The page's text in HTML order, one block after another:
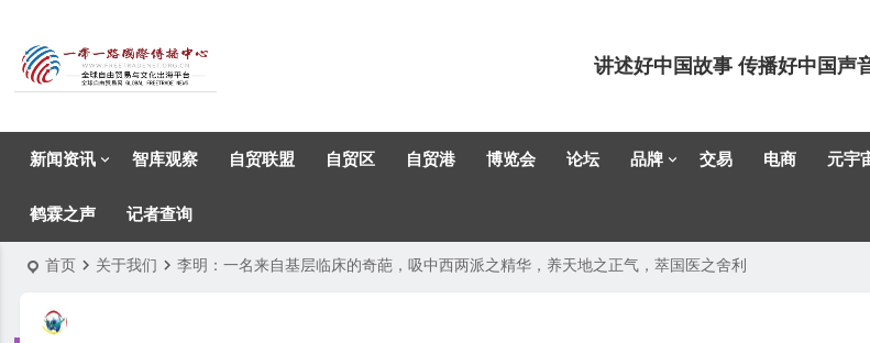
讲述好中国故事 传播好中国声
新闻资讯 智库观察 自贸联盟 自贸区 自贸港 博览会 论坛 品牌 交易 电商 元宇
鹤霖之声 记者查询
首页 关于我们 李明：一名来自基层临床的奇葩，吸中西两派之精华，养天地之正气，萃国医之舍利